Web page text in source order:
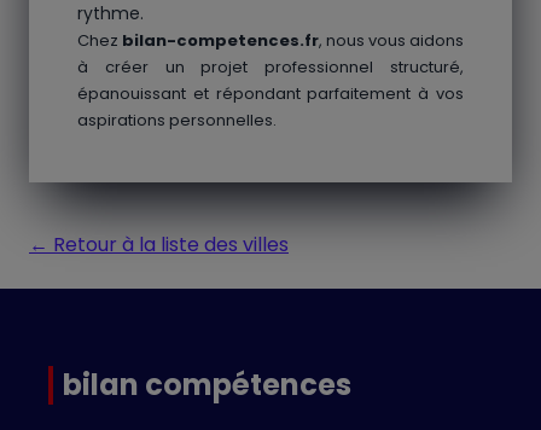
rythme.
Chez bilan-competences.fr, nous vous aidons
à créer un projet professionnel structuré,
épanouissant et répondant parfaitement à vos
aspirations personnelles.
← Retour à la liste des villes
bilan compétences